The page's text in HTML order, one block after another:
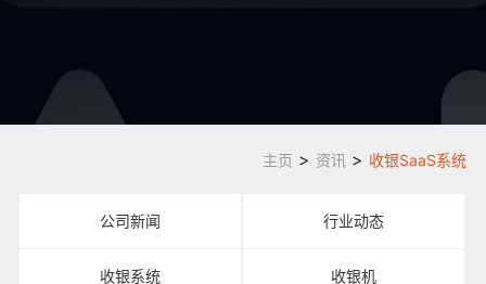
主页 > 资讯 > 收银SaaS系统
公司新闻 行业动态
收银系统 收银机